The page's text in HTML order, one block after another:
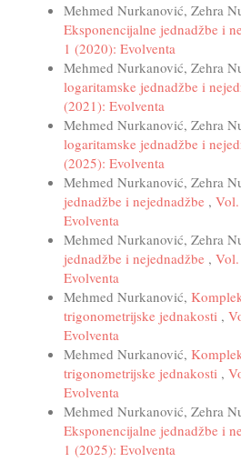
Mehmed Nurkanović, Zehra
Eksponencijalne jednadžbe i
1 (2020): Evolventa
Mehmed Nurkanović, Zehra
logaritamske jednadžbe i
(2021): Evolventa
Mehmed Nurkanović, Zehra
logaritamske jednadžbe i
(2025): Evolventa
Mehmed Nurkanović, Zehra
jednadžbe i nejednadžbe ,
Evolventa
Mehmed Nurkanović, Zehra
jednadžbe i nejednadžbe ,
Evolventa
Mehmed Nurkanović,
trigonometrijske jednakosti ,
Evolventa
Mehmed Nurkanović,
trigonometrijske jednakosti ,
Evolventa
Mehmed Nurkanović, Zehra
Eksponencijalne jednadžbe i
1 (2025): Evolventa